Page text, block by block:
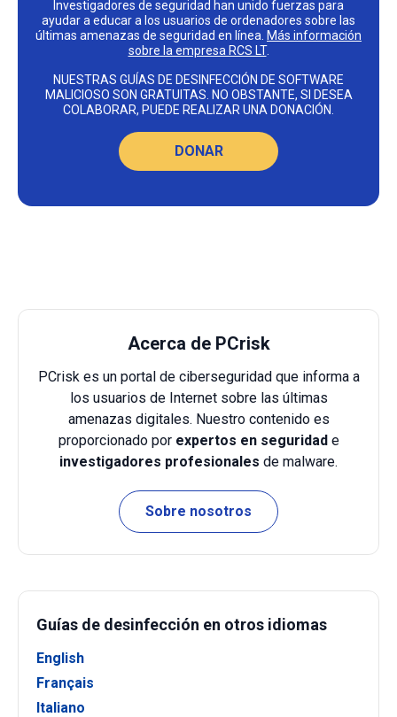
Investigadores de seguridad han unido fuerzas para
ayudar a educar a los usuarios de ordenadores sobre las
últimas amenazas de seguridad en línea. Más información
sobre la empresa RCS LT.
NUESTRAS GUÍAS DE DESINFECCIÓN DE SOFTWARE
MALICIOSO SON GRATUITAS. NO OBSTANTE, SI DESEA
COLABORAR, PUEDE REALIZAR UNA DONACIÓN.
DONAR
Acerca de PCrisk
PCrisk es un portal de ciberseguridad que informa a
los usuarios de Internet sobre las últimas
amenazas digitales. Nuestro contenido es
proporcionado por expertos en seguridade
investigadores profesionales de malware.
Sobre nosotros
Guías de desinfección en otros idiomas
English
Français
Italiano